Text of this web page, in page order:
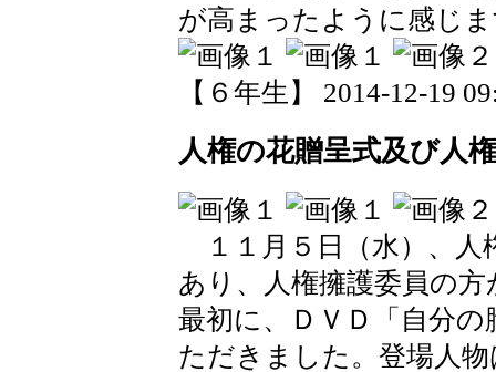
が高まったように感じ
【６年生】 2014-12-19
人権の花贈呈式及び人
１１月５日（水）、人
あり、人権擁護委員の
最初に、ＤＶＤ「自分
ただきました。登場人